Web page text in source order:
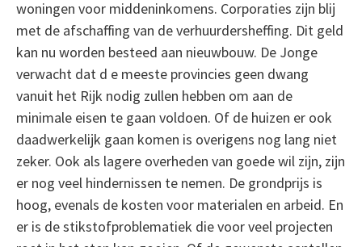
woningen voor middeninkomens. Corporaties zijn blij
met de afschaffing van de verhuurdersheffing. Dit geld
kan nu worden besteed aan nieuwbouw. De Jonge
verwacht dat d e meeste provincies geen dwang
vanuit het Rijk nodig zullen hebben om aan de
minimale eisen te gaan voldoen. Of de huizen er ook
daadwerkelijk gaan komen is overigens nog lang niet
zeker. Ook als lagere overheden van goede wil zijn, zijn
er nog veel hindernissen te nemen. De grondprijs is
hoog, evenals de kosten voor materialen en arbeid. En
er is de stikstofproblematiek die voor veel projecten